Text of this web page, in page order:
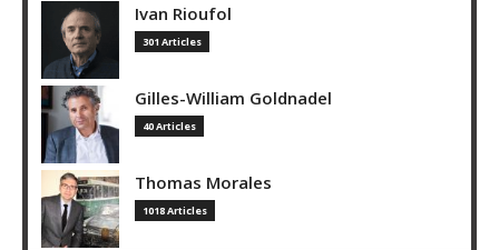
Ivan Rioufol
301 Articles
Gilles-William Goldnadel
40 Articles
Thomas Morales
1018 Articles